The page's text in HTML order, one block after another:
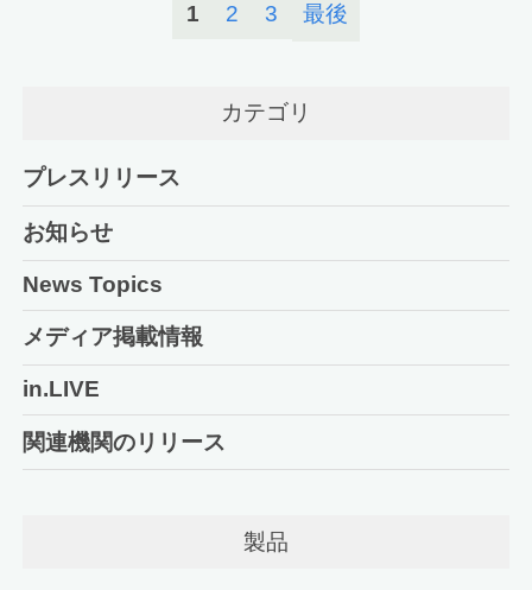
1 2 3 最後
カテゴリ
プレスリリース
お知らせ
News Topics
メディア掲載情報
in.LIVE
関連機関のリリース
製品